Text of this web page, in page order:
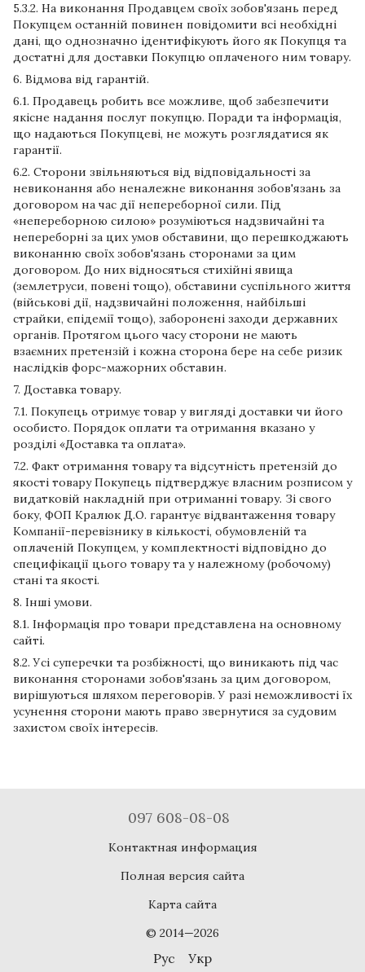
5.3.2. На виконання Продавцем своїх зобов'язань перед
Покупцем останній повинен повідомити всі необхідні
дані, що однозначно ідентифікують його як Покупця та
достатні для доставки Покупцю оплаченого ним товару.
6. Відмова від гарантій.
6.1. Продавець робить все можливе, щоб забезпечити
якісне надання послуг покупцю. Поради та інформація,
що надаються Покупцеві, не можуть розглядатися як
гарантії.
6.2. Сторони звільняються від відповідальності за
невиконання або неналежне виконання зобов'язань за
договором на час дії непереборної сили. Під
«непереборною силою» розуміються надзвичайні та
непереборні за цих умов обставини, що перешкоджають
виконанню своїх зобов'язань сторонами за цим
договором. До них відносяться стихійні явища
(землетруси, повені тощо), обставини суспільного життя
(військові дії, надзвичайні положення, найбільші
страйки, епідемії тощо), заборонені заходи державних
органів. Протягом цього часу сторони не мають
взаємних претензій і кожна сторона бере на себе ризик
наслідків форс-мажорних обставин.
7. Доставка товару.
7.1. Покупець отримує товар у вигляді доставки чи його
особисто. Порядок оплати та отримання вказано у
розділі «Доставка та оплата».
7.2. Факт отримання товару та відсутність претензій до
якості товару Покупець підтверджує власним розписом у
видатковій накладній при отриманні товару. Зі свого
боку, ФОП Кралюк Д.О. гарантує відвантаження товару
Компанії-перевізнику в кількості, обумовленій та
оплаченій Покупцем, у комплектності відповідно до
специфікації цього товару та у належному (робочому)
стані та якості.
8. Інші умови.
8.1. Інформація про товари представлена ​​на основному
сайті.
8.2. Усі суперечки та розбіжності, що виникають під час
виконання сторонами зобов'язань за цим договором,
вирішуються шляхом переговорів. У разі неможливості їх
усунення сторони мають право звернутися за судовим
захистом своїх інтересів.
097 608-08-08
Контактная информация
Полная версия сайта
Карта сайта
© 2014—2026
Рус Укр